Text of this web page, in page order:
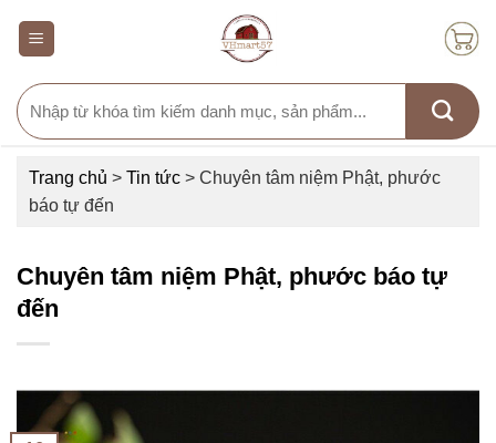
Search
for:
Trang chủ > Tin tức > Chuyên tâm niệm Phật, phước
báo tự đến
Chuyên tâm niệm Phật, phước báo tự
đến